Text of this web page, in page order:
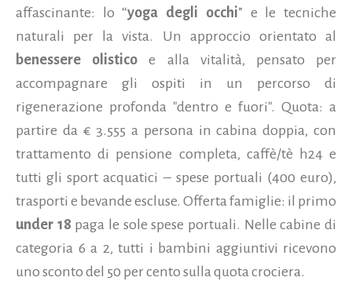
affascinante: lo “yoga degli occhi” e le tecniche
naturali per la vista. Un approccio orientato al
benessere olistico e alla vitalità, pensato per
accompagnare gli ospiti in un percorso di
rigenerazione profonda "dentro e fuori". Quota: a
partire da € 3.555 a persona in cabina doppia, con
trattamento di pensione completa, caffè/tè h24 e
tutti gli sport acquatici – spese portuali (400 euro),
trasporti e bevande escluse. Offerta famiglie: il primo
under 18 paga le sole spese portuali. Nelle cabine di
categoria 6 a 2, tutti i bambini aggiuntivi ricevono
uno sconto del 50 per cento sulla quota crociera.